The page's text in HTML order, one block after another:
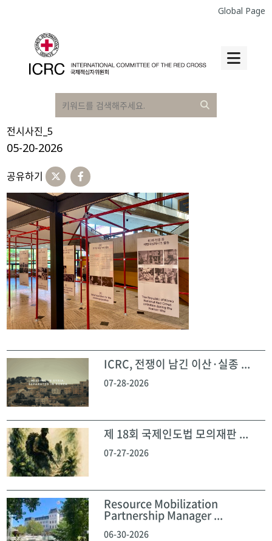
Global Page
전시사진_5
05-20-2026
공유하기
ICRC, 전쟁이 남긴 이산·실종 ...
07-28-2026
제 18회 국제인도법 모의재판 ...
07-27-2026
Resource Mobilization
Partnership Manager ...
06-30-2026